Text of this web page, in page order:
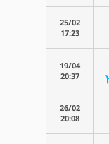
25/02
17:23
19/04
20:37
26/02
20:08